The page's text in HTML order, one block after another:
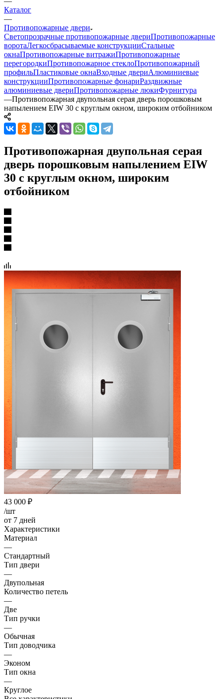
Каталог
—
Противопожарные двери
Светопрозрачные противопожарные двериПротивопожарные
воротаЛегкосбрасываемые конструкцииСтальные
окнаПротивопожарные витражиПротивопожарные
перегородкиПротивопожарное стеклоПротивопожарный
профильПластиковые окнаВходные двериАлюминиевые
конструкцииПротивопожарные фонариРаздвижные
алюминиевые двериПротивопожарные люкиФурнитура
—Противопожарная двупольная серая дверь порошковым
напылением EIW 30 с круглым окном, широким отбойником
Противопожарная двупольная серая
дверь порошковым напылением EIW
30 с круглым окном, широким
отбойником
43 000 ₽
/шт
от 7 дней
Характеристики
Материал
—
Стандартный
Тип двери
—
Двупольная
Количество петель
—
Две
Тип ручки
—
Обычная
Тип доводчика
—
Эконом
Тип окна
—
Круглое